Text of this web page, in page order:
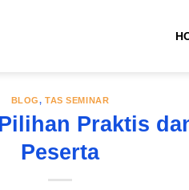
BLOG,TAS SEMINAR
Praktis
Peserta